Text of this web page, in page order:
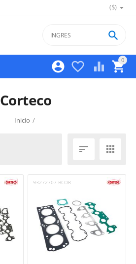
($)
0

 


Corteco
Inicio /
 
93272707-BCOR